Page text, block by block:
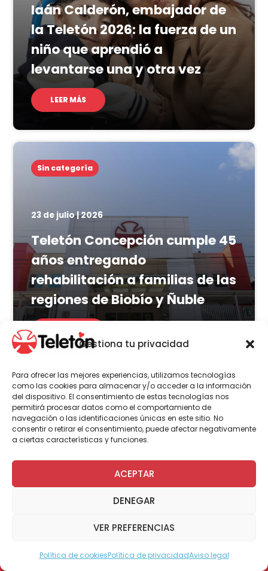
Gestiona tu privacidad
Para ofrecer las mejores experiencias, utilizamos tecnologías
como las cookies para almacenar y/o acceder a la información
del dispositivo. El consentimiento de estas tecnologías nos
permitirá procesar datos como el comportamiento de
navegación o las identificaciones únicas en este sitio. No
consentir o retirar el consentimiento, puede afectar negativamente
a ciertas características y funciones.
ACEPTAR
DENEGAR
VER PREFERENCIAS
Política de cookiesPolítica de privacidadAviso legal
Iaán Calderón, embajador de
la Teletón 2026: la fuerza de un
niño que aprendió a
levantarse una y otra vez
LEER MÁS
Sin categoría
23 de julio | 2026
Teletón Concepción cumple 45
años entregando
rehabilitación a familias de las
regiones de Biobío y Ñuble
LEER MÁS
Actualidad Voluntariado
23 de julio | 2026
Programa Abre: Voluntariado
de Teletón mejoró
viviendas a nivel nacional
LEER MÁS Modo Accesible